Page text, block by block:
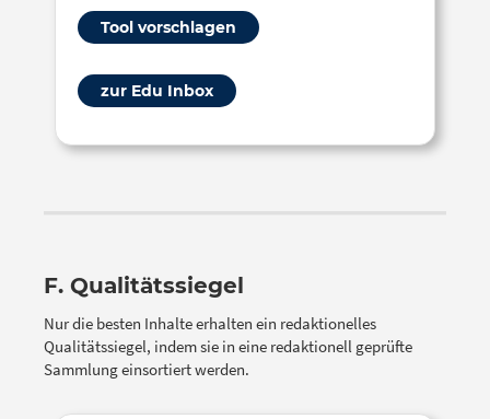
Tool vorschlagen
zur Edu Inbox
F. Qualitätssiegel
Nur die besten Inhalte erhalten ein redaktionelles
Qualitätssiegel, indem sie in eine redaktionell geprüfte
Sammlung einsortiert werden.